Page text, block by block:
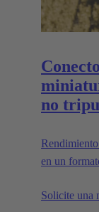
no
en un
presenta el
Solicite una